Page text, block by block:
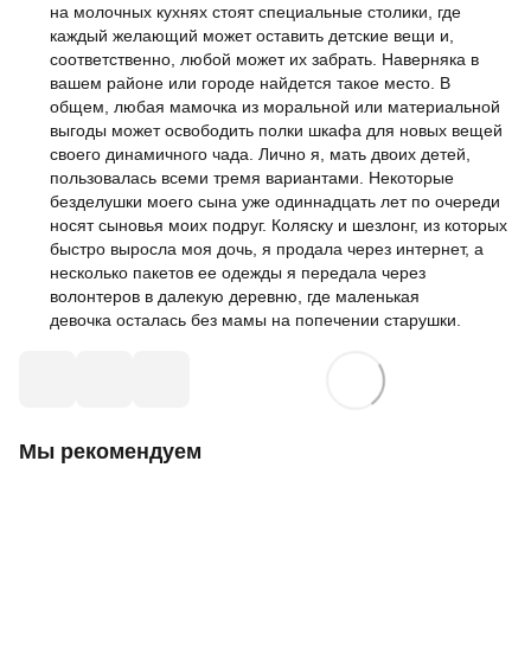
на молочных кухнях стоят специальные столики, где
каждый желающий может оставить детские вещи и,
соответственно, любой может их забрать. Наверняка в
вашем районе или городе найдется такое место. В
общем, любая мамочка из моральной или материальной
выгоды может освободить полки шкафа для новых вещей
своего динамичного чада. Лично я, мать двоих детей,
пользовалась всеми тремя вариантами. Некоторые
безделушки моего сына уже одиннадцать лет по очереди
носят сыновья моих подруг. Коляску и шезлонг, из которых
быстро выросла моя дочь, я продала через интернет, а
несколько пакетов ее одежды я передала через
волонтеров в далекую деревню, где маленькая
девочка осталась без мамы на попечении старушки.
Мы рекомендуем